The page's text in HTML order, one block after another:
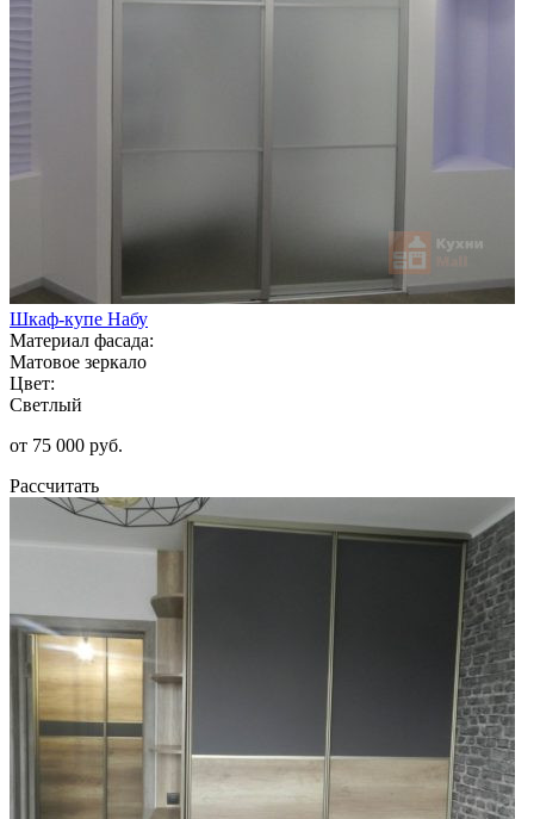
Шкаф-купе Набу
Материал фасада:
Матовое зеркало
Цвет:
Светлый
от 75 000 руб.
Рассчитать